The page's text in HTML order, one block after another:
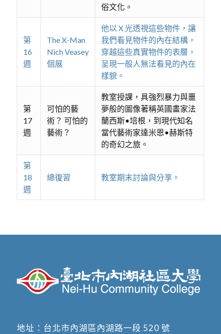
俗文化。
第
16
週
The X-Man
Nich Veasey
個展
他以 X 光透視這些物件，讓
我們看見物件的內在結構，
穿越這些真實物件的表層，
呈現一般人無法看見的內在
樣貌。
第
17
週
可怕的藝
術？ 可怕的
藝術？
教室授課，具強烈暴力與噩
夢般的圖像著稱英國畫家法
蘭西斯•培根，到現代知名
當代藝術家達米恩•赫斯特
的奇幻之旅。
第
18
週
總復習 教室期末討論與分享。
地址： 台北市內湖區內湖路一段 520 號